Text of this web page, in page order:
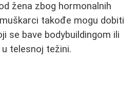
žena zbog hormonalnih
takođe mogu dobiti
se bave bodybuildingom ili
telesnoj težini.